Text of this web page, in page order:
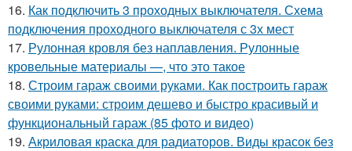
16. Как подключить 3 проходных выключателя. Схема
подключения проходного выключателя с 3х мест
17. Рулонная кровля без наплавления. Рулонные
кровельные материалы —, что это такое
18. Строим гараж своими руками. Как построить гараж
своими руками: строим дешево и быстро красивый и
функциональный гараж (85 фото и видео)
19. Акриловая краска для радиаторов. Виды красок без